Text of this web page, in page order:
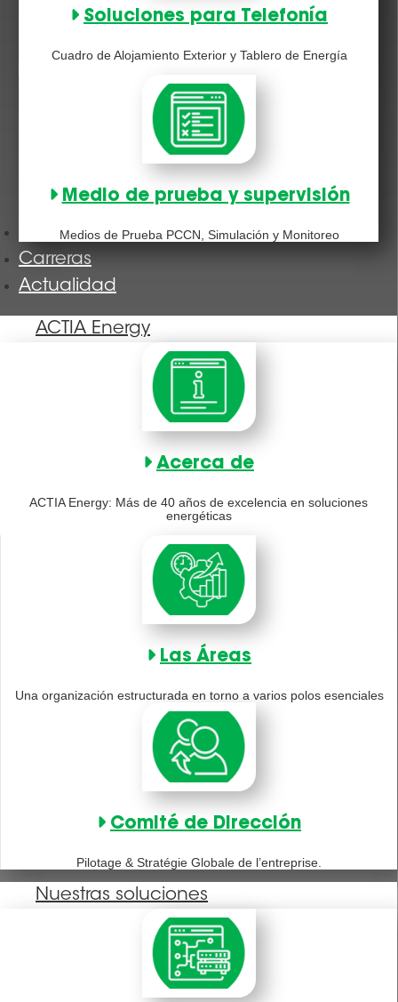
Soluciones para Telefonía
Cuadro de Alojamiento Exterior y Tablero de Energía
Medio de prueba y supervisión
Medios de Prueba PCCN, Simulación y Monitoreo
Nuestras formaciones
Carreras
Actualidad
ACTIA Energy
Acerca de
ACTIA Energy: Más de 40 años de excelencia en soluciones
energéticas
Las Áreas
Una organización estructurada en torno a varios polos esenciales
Comité de Dirección
Pilotage & Stratégie Globale de l’entreprise.
Nuestras soluciones